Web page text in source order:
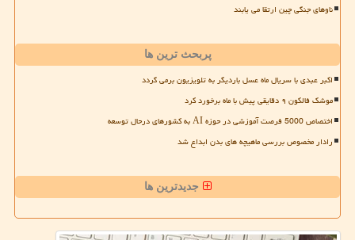
ناوهای جنگی چین ارتقا می یابند
پربحث ترین ها
اکبر عبدی با سریال ماه عسل باردیگر به تلویزیون برمی گردد
موشک فالکون ۹ دقایقی پیش با ماه برخورد کرد
اختصاص 5000 فرصت آموزشی در حوزه AI به کشورهای درحال توسعه
رادار مخصوص بررسی ماهیچه های بدن ابداع شد
جدیدترین ها